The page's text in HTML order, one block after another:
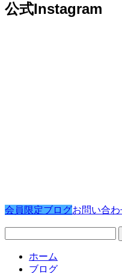
公式Instagram
会員限定ブログお問い合わ
ホーム
ブログ